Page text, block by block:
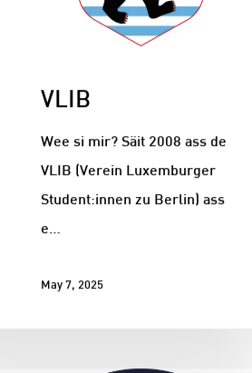
VLIB
Wee si mir? Säit 2008 ass de
VLIB (Verein Luxemburger
Student:innen zu Berlin) ass
e…
May 7, 2025